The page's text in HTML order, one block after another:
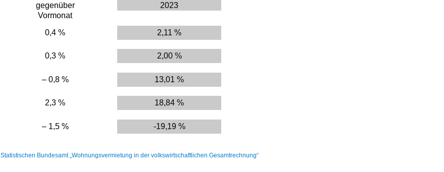
gegenüber
Vormonat
2023
0,4 % 2,11 %
0,3 % 2,00 %
– 0,8 % 13,01 %
2,3 % 18,84 %
– 1,5 % -19,19 %
Statistischen Bundesamt „Wohnungsvermietung in der volkswirtschaftlichen Gesamtrechnung“